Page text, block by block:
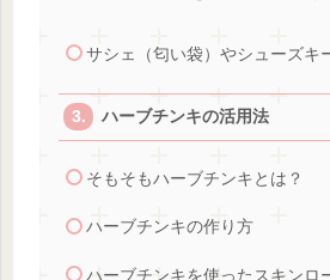
サシェ（匂い袋）やシューズキ
ハーブチンキの活用法
そもそもハーブチンキとは？
ハーブチンキの作り方
ハーブチンキを使ったスキンロ